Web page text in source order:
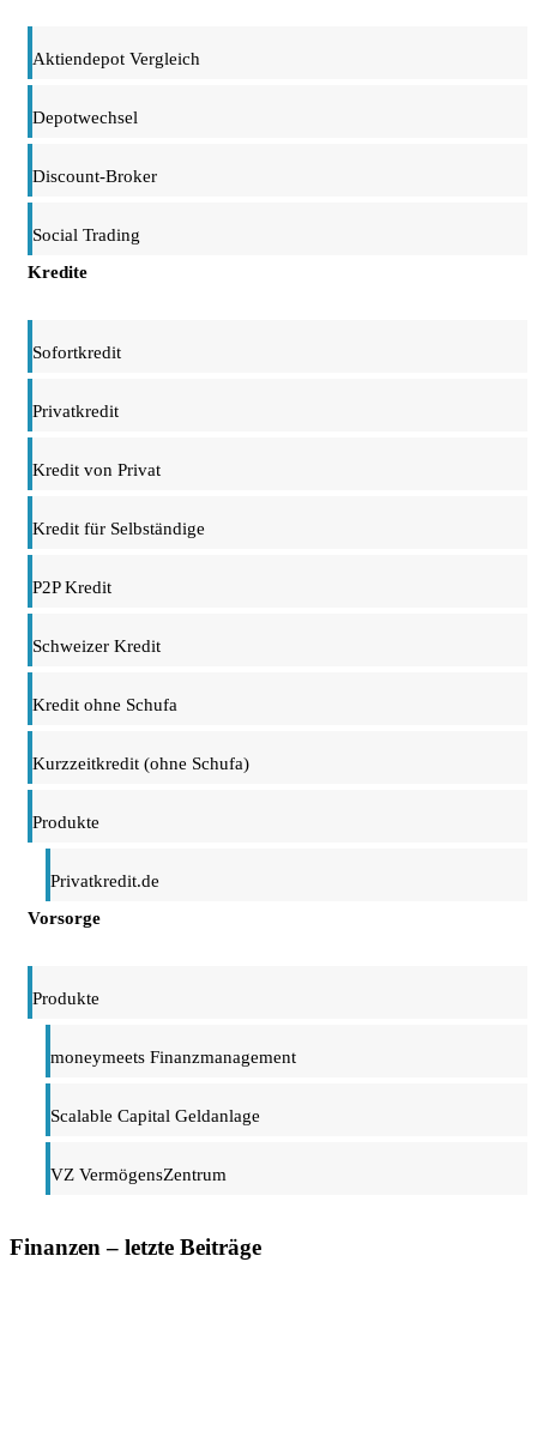
Aktiendepot Vergleich
Depotwechsel
Discount-Broker
Social Trading
Kredite
Sofortkredit
Privatkredit
Kredit von Privat
Kredit für Selbständige
P2P Kredit
Schweizer Kredit
Kredit ohne Schufa
Kurzzeitkredit (ohne Schufa)
Produkte
Privatkredit.de
Vorsorge
Produkte
moneymeets Finanzmanagement
Scalable Capital Geldanlage
VZ VermögensZentrum
Finanzen – letzte Beiträge